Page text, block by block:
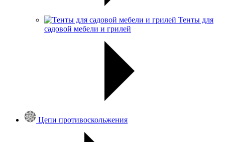
Тенты для
садовой мебели и грилей
Цепи противоскольжения